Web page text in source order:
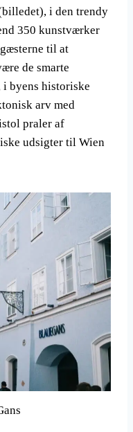
i den trendy
350 kunstværker
til at
de smarte
i byens historiske
arv med
praler af
udsigter til Wien